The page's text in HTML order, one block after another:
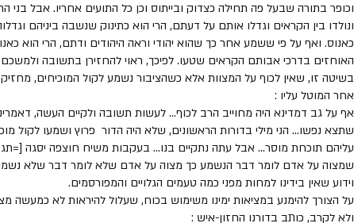
וכופר בתורה שבעל פה תחילה כצדוק ובייתוס וכן כל התועים אחריו. אבל בני
ונולדו בין הקראים וגדלו אותם על דעתם, הרי הוא כתינוק שנשבה ביניהם
כאנוס. ואף על פי ששמע אחר כך שהוא יהודי וראה היהודים ודתם, הרי הוא
האוחזים בדרכי אבותם הקראים שטעו. לפיכך, ראוי להחזירן בתשובה
בשיטה זו, שאין לכוף על המצוות אלא כשהציבור נשמע לקול המוכיחים,
אחר המוטל עליו :
אף על גב דמדינא היה מחוייב הרב לכוף... לעשות תשובה ולקיים העשה,
שתצא נפשו... הני מילי בדורות הראשונים, שלא היה הדור  פרוץ ושמעו לקול
עליהם תוכחת מוסר... אבל עתה נתקיים בנו... בעקבות משיח חוצפה יסגה
שמצוה על אדם לומר דבר הנשמע כך מצוה על אדם שלא לומר דבר שלא נשמע...
וידוע שאין בידינו למחות מפני כמה טעמים הגלויים והמפורסמים.
על הצורך להימנע במציאות ימינו משימוש בכוח, שעלול להיראות לא כמעשה
ולא לקרב, כותב בדורנו החזון-איש :